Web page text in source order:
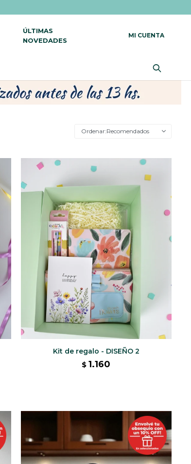
ÚLTIMAS
NOVEDADES
Recomendados
Kit de regalo - DISEÑO 2
$ 1.160